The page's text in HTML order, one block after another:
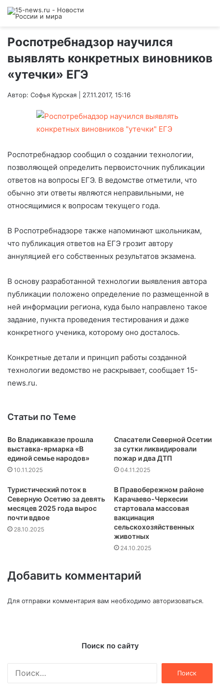
Роспотребнадзор научился
выявлять конкретных виновников
«утечки» ЕГЭ
Автор: Софья Курская | 27.11.2017, 15:16
Роспотребнадзор сообщил о создании технологии,
позволяющей определить первоисточник публикации
ответов на вопросы ЕГЭ. В ведомстве отметили, что
обычно эти ответы являются неправильными, не
относящимися к вопросам текущего года.
В Роспотребнадзоре также напоминают школьникам,
что публикация ответов на ЕГЭ грозит автору
аннуляцией его собственных результатов экзамена.
В основу разработанной технологии выявления автора
публикации положено определение по размещенной в
ней информации региона, куда было направлено такое
задание, пункта проведения тестирования и даже
конкретного ученика, которому оно досталось.
Конкретные детали и принцип работы созданной
технологии ведомство не раскрывает, сообщает 15-
news.ru.
Статьи по Теме
Во Владикавказе прошла
выставка-ярмарка «В
единой семье народов»
10.11.2025
Спасатели Северной Осетии
за сутки ликвидировали
пожар и два ДТП
04.11.2025
Туристический поток в
Северную Осетию за девять
месяцев 2025 года вырос
почти вдвое
28.10.2025
В Правобережном районе
Карачаево-Черкесии
стартовала массовая
вакцинация
сельскохозяйственных
животных
24.10.2025
Добавить комментарий
Для отправки комментария вам необходимо авторизоваться.
Поиск по сайту